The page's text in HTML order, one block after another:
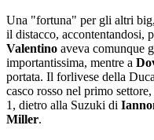
Una "fortuna" per gli altri
il distacco, accontentandosi,
Valentino aveva comunque
importantissima, mentre a
portata. Il forlivese della
casco rosso nel primo
1, dietro alla Suzuki di
Miller.